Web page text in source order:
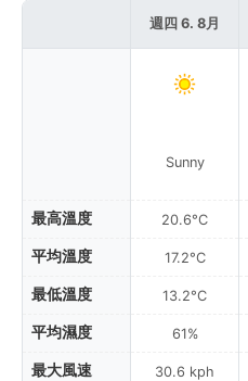
最高溫度
平均溫度
最低溫度
平均濕度
最大風速
週四 6. 8月
Sunny
20.6°C
17.2°C
13.2°C
61%
30.6 kph